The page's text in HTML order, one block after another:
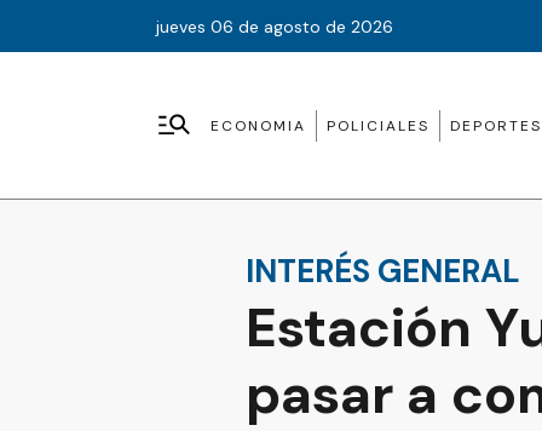
jueves 06 de agosto de 2026
ECONOMIA POLICIALES DEPORTES
INTERÉS GENERAL
Estación
pasar a